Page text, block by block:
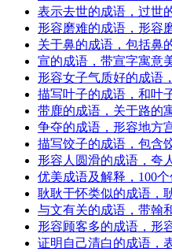
表示去世的成语，过世
形容磨难的成语，形容
关于鼻的成语，包括鼻
宣的成语，带宣字寓意
形容女子气质好的成语
描写叶子的成语，和叶
带鹿的成语，关于路的
争夺的成语，形容地方
描写饺子的成语，包含
形容人圆滑的成语，夸
优美成语及解释，100
耿耿于怀类似的成语，
与文有关的成语，带翰
形容顾客多的成语，形
证明自己清白的成语，